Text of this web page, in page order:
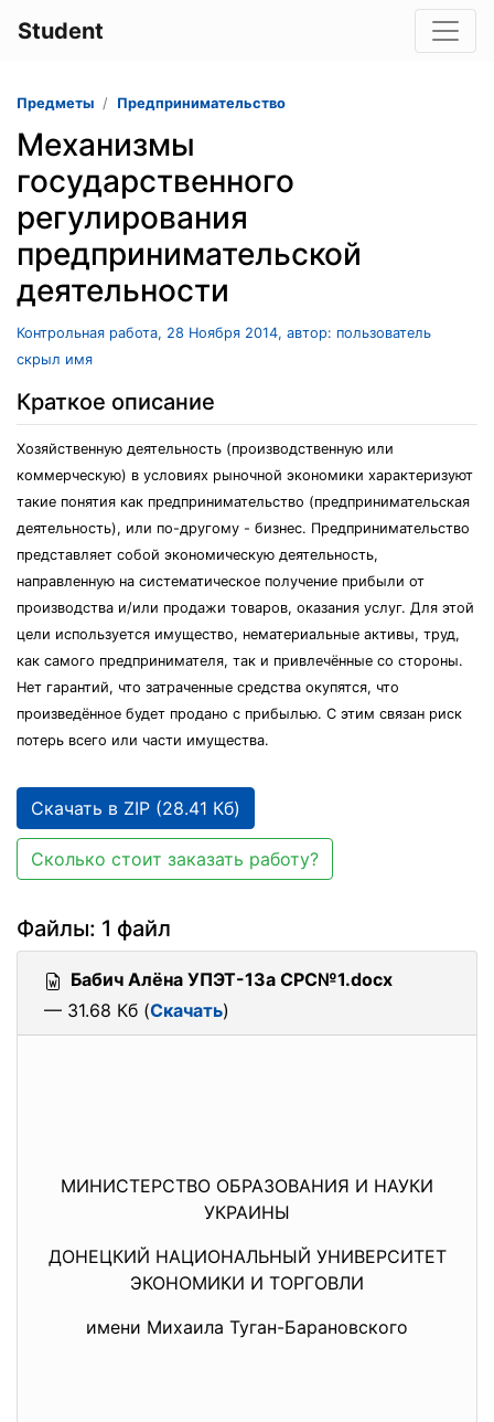
Student
Предметы Предпринимательство
Механизмы
государственного
регулирования
предпринимательской
деятельности
Контрольная работа, 28 Ноября 2014, автор: пользователь
скрыл имя
Краткое описание
Хозяйственную деятельность (производственную или
коммерческую) в условиях рыночной экономики характеризуют
такие понятия как предпринимательство (предпринимательская
деятельность), или по-другому - бизнес. Предпринимательство
представляет собой экономическую деятельность,
направленную на систематическое получение прибыли от
производства и/или продажи товаров, оказания услуг. Для этой
цели используется имущество, нематериальные активы, труд,
как самого предпринимателя, так и привлечённые со стороны.
Нет гарантий, что затраченные средства окупятся, что
произведённое будет продано с прибылью. С этим связан риск
потерь всего или части имущества.
Скачать в ZIP (28.41 Кб)
Сколько стоит заказать работу?
Файлы: 1 файл
Бабич Алёна УПЭТ-13а СРС№1.docx
— 31.68 Кб (Скачать)
МИНИСТЕРСТВО ОБРАЗОВАНИЯ И НАУКИ
УКРАИНЫ
ДОНЕЦКИЙ НАЦИОНАЛЬНЫЙ УНИВЕРСИТЕТ
ЭКОНОМИКИ И ТОРГОВЛИ
имени Михаила Туган-Барановского